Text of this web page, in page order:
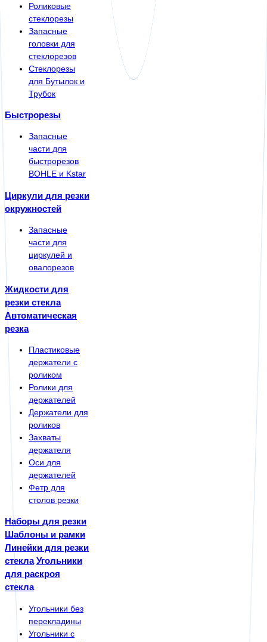
Роликовые
стеклорезы
Запасные
головки для
стеклорезов
Стеклорезы
для Бутылок и
Трубок
Быстрорезы
Запасные
части для
быстрорезов
BOHLE и Kstar
Циркули для резки
окружностей
Запасные
части для
циркулей и
овалорезов
Жидкости для
резки стекла
Автоматическая
резка
Пластиковые
держатели с
роликом
Ролики для
держателей
Держатели для
роликов
Захваты
держателя
Оси для
держателей
Фетр для
столов резки
Наборы для резки
Шаблоны и рамки
Линейки для резки
стекла Угольники
для раскроя
стекла
Угольники без
перекладины
Угольники с